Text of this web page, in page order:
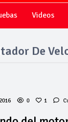
Videos
De
0 1